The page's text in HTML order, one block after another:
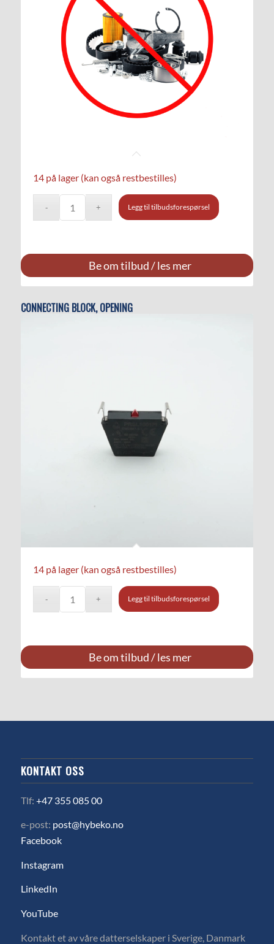
14 på lager (kan også restbestilles)
Legg til tilbudsforespørsel
Be om tilbud / les mer
CONNECTING BLOCK, OPENING
14 på lager (kan også restbestilles)
Legg til tilbudsforespørsel
Be om tilbud / les mer
KONTAKT OSS
Tlf: +47 355 085 00
e-post: post@hybeko.no
Facebook
Instagram
LinkedIn
YouTube
Kontakt et av våre datterselskaper i Sverige, Danmark